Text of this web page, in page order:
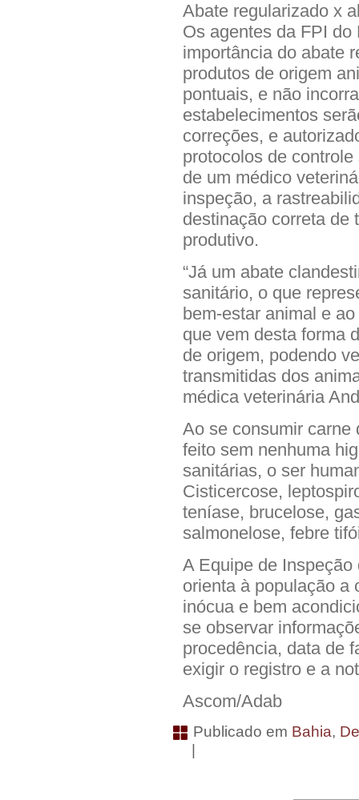
Abate regularizado x
Os agentes da FPI
importância do abate
produtos de origem
pontuais, e não
estabelecimentos
correções, e
protocolos de
de um médico
inspeção, a
destinação correta de
produtivo.
“Já um abate
sanitário, o que
bem-estar animal e
que vem desta forma
de origem, podendo
transmitidas dos
médica veterinária
Ao se consumir carne
feito sem nenhuma
sanitárias, o ser
Cisticercose,
teníase, brucelose,
salmonelose, febre
A Equipe de
orienta à população a
inócua e bem
se observar
procedência, data de
exigir o registro e a
Ascom/Adab
Publicado em Bahia,